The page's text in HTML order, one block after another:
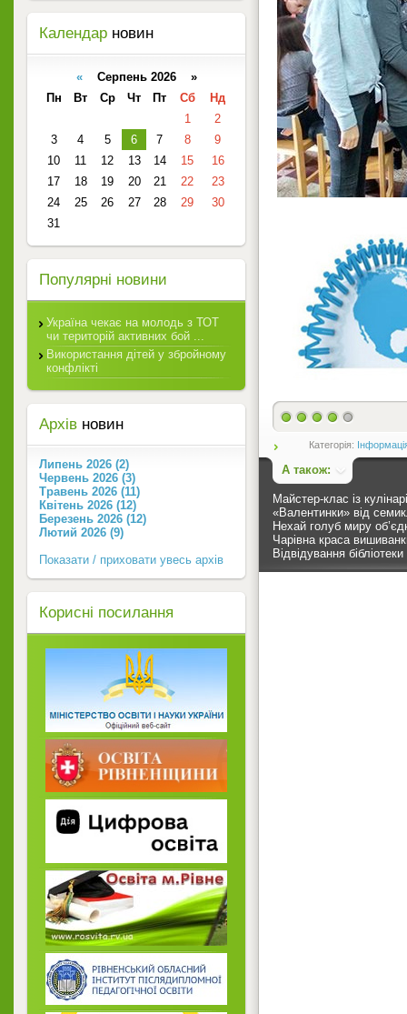
Категорія:
А також:
Майстер-клас із
«Валентинки» від
Нехай голуб миру
Чарівна краса
Відвідування
Календар новин
«Серпень 2026 »
Пн
Вт Ср Чт Пт Сб
Нд
1
2
3
4 5 6 7 8
9
10
11 12 13 14 15
16
17
18 19 20 21 22
23
24
25 26 27 28 29
30
31
Популярні новини
Україна чекає на молодь з ТОТ
чи територій активних бой ...
Використання дітей у збройному
конфлікті
Архів новин
Липень 2026 (2)
Червень 2026 (3)
Травень 2026 (11)
Квітень 2026 (12)
Березень 2026 (12)
Лютий 2026 (9)
Показати / приховати увесь архів
Корисні посилання